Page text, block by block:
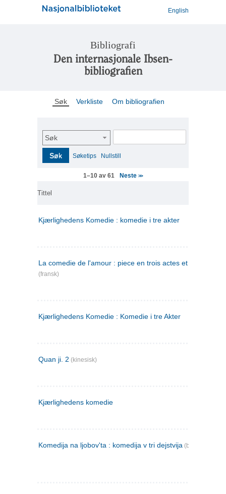
English
Bibliografi
Den internasjonale Ibsen-
bibliografien
Søk Verkliste Om bibliografien
Søk
Søk Søketips Nullstill
1–10 av 61 Neste>>
Tittel
Kjærlighedens Komedie : komedie i tre akter
La comedie de l'amour : piece en trois actes et en vers
(fransk)
Kjærlighedens Komedie : Komedie i tre Akter
Quan ji. 2 (kinesisk)
Kjærlighedens komedie
Komedija na ljobov'ta : komedija v tri dejstvija (bulgarsk)